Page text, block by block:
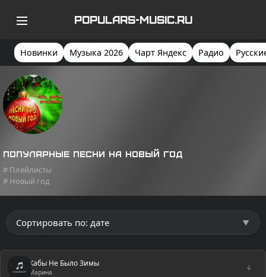
POPULARS-MUSIC.RU
Новинки Музыка 2026 Чарт Яндекс Радио
Популярные песни на Новый год
# Плейлисты
# Новый год
Кабы Не Было Зимы
Марина
↓